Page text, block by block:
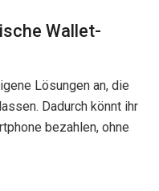
Wallet-
Lösungen an, die
Dadurch könnt ihr
bezahlen, ohne